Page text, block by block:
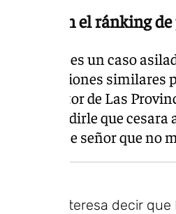
clubes, en el ránking
no es un caso
vivido presiones
director de Las
para pedirle que
dije a ese señor que no
nos interesa decir